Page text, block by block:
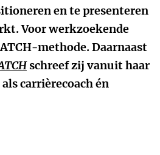
en te presenteren
Voor werkzoekende
methode. Daarnaast
schreef zij vanuit haar
carrièrecoach én